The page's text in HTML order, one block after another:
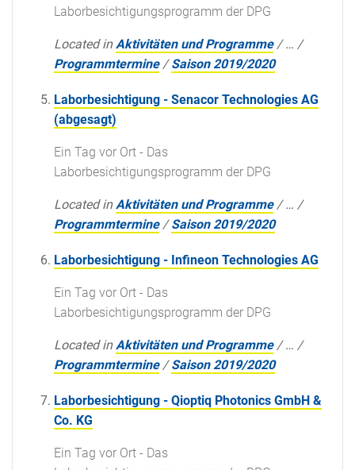
Laborbesichtigungsprogramm der DPG
Located in Aktivitäten und Programme /… /
Programmtermine /Saison 2019/2020
Laborbesichtigung - Senacor Technologies AG
(abgesagt)
Ein Tag vor Ort - Das
Laborbesichtigungsprogramm der DPG
Located in Aktivitäten und Programme /… /
Programmtermine /Saison 2019/2020
Laborbesichtigung - Infineon Technologies AG
Ein Tag vor Ort - Das
Laborbesichtigungsprogramm der DPG
Located in Aktivitäten und Programme /… /
Programmtermine /Saison 2019/2020
Laborbesichtigung - Qioptiq Photonics GmbH &
Co. KG
Ein Tag vor Ort - Das